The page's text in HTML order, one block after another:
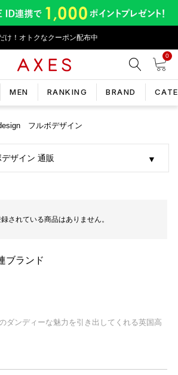
け！オトクなクーポン配布中
0
MEN RANKING BRAND
フルボデザイン
デザイン 通販
されている商品はありません。
ブランド
ダンディーな魅力を引き出してくれる英国高